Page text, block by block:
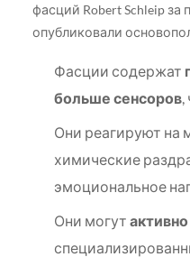
фасций Robert Schleip за
опубликовали
Фасции содержат
больше сенсоров
Они реагируют на
химические
эмоциональное
Они могут